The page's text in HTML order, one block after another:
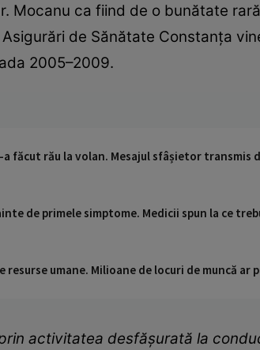
Mocanu ca fiind de o bunătate
de Sănătate Constanța
2005–2009.
a făcut rău la volan. Mesajul sfâșietor transmis
de primele simptome. Medicii spun la ce
umane. Milioane de locuri de muncă ar
activitatea desfășurată la